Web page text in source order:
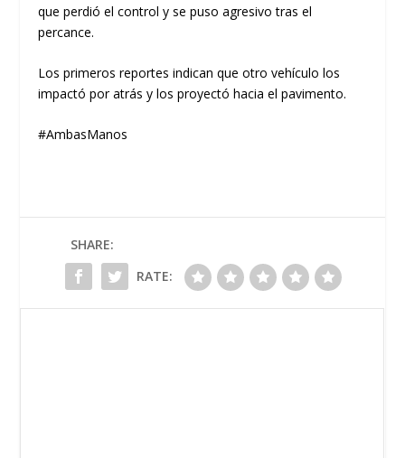
que perdió el control y se puso agresivo tras el
percance.
Los primeros reportes indican que otro vehículo los
impactó por atrás y los proyectó hacia el pavimento.
#AmbasManos
SHARE:
RATE: